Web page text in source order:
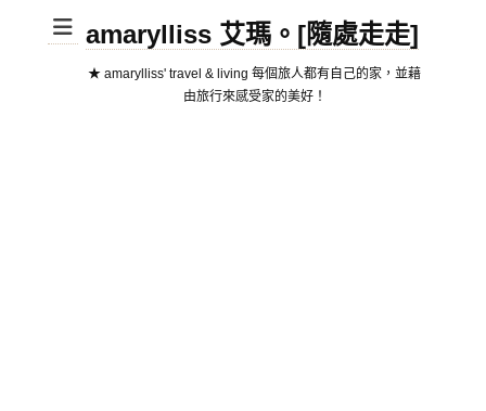
amarylliss 艾瑪。[隨處走走]
★ amarylliss' travel & living 每個旅人都有自己的家，並藉
由旅行來感受家的美好！